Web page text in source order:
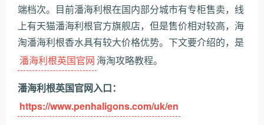
端档次。目前潘海利根在国内部分城市有专柜售卖，线
上有天猫潘海利根官方旗舰店，但是售价相对较高，海
淘潘海利根香水具有较大价格优势。下文要介绍的，是
潘海利根英国官网 海淘攻略教程。
潘海利根英国官网入口：
https://www.penhaligons.com/uk/en